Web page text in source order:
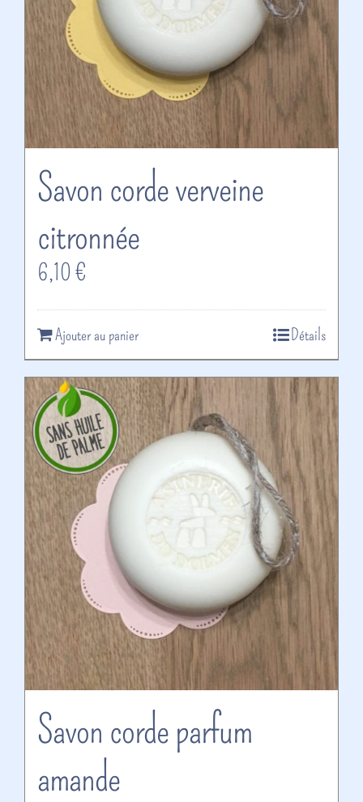
Savon corde verveine
citronnée
6,10 €
Ajouter au panier Détails
Savon corde parfum
amande